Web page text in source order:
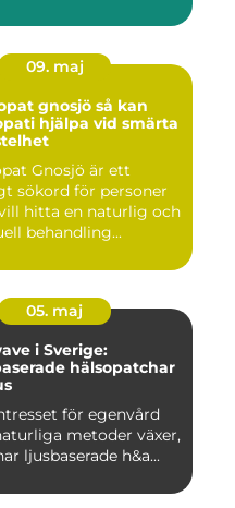
09. maj
gnosjö så kan
hjälpa vid smärta
Gnosjö är ett
sökord för personer
hitta en naturlig och
behandling...
05. maj
i Sverige:
hälsopatchar
för egenvård
metoder växer,
ljusbaserade h&a...